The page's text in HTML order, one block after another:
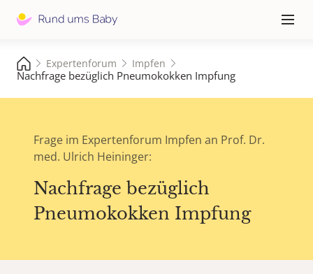
≡
Expertenforum Impfen
Nachfrage bezüglich Pneumokokken Impfung
Frage im Expertenforum Impfen an Prof. Dr.
med. Ulrich Heininger:
Nachfrage bezüglich
Pneumokokken Impfung